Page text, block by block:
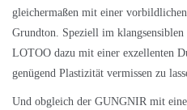
gleichermaßen mit einer
Grundton. Speziell im
LOTOO dazu mit einer exzellenten
genügend Plastizität vermissen zu
Und obgleich der GUNGNIR mit